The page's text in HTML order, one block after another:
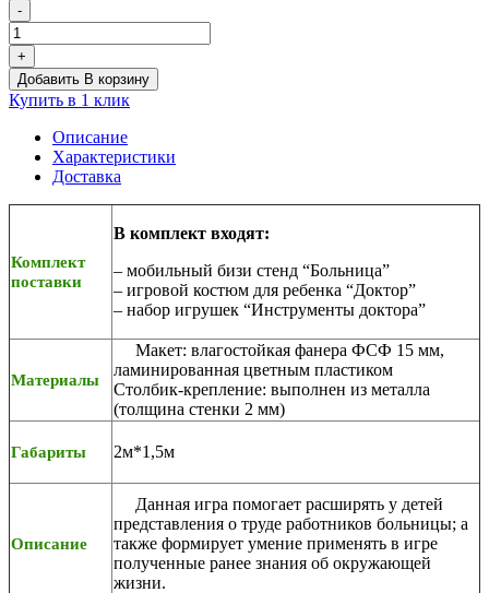
-
Количество
товара
Сюжетно-
ролевая
игра
«Больница»
детского
и
+
Добавить В корзину
Купить в 1 клик
Описание
Характеристики
Доставка
Комплект
поставки
В комплект входят:
– мобильный бизи стенд “Больница”
– игровой костюм для ребенка “Доктор”
– набор игрушек “Инструменты доктора”
Материалы
Макет: влагостойкая фанера ФСФ 15 мм,
ламинированная цветным пластиком
Столбик-крепление: выполнен из металла
(толщина стенки 2 мм)
Габариты 2м*1,5м
Описание
Данная игра помогает расширять у детей
представления о труде работников больницы; а
также формирует умение применять в игре
полученные ранее знания об окружающей
жизни.